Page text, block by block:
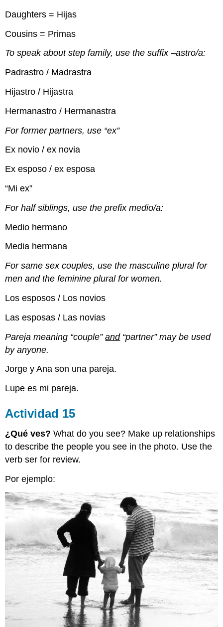
Daughters = Hijas
Cousins = Primas
To speak about step family, use the suffix –astro/a:
Padrastro / Madrastra
Hijastro / Hijastra
Hermanastro / Hermanastra
For former partners, use “ex”
Ex novio / ex novia
Ex esposo / ex esposa
“Mi ex”
For half siblings, use the prefix medio/a:
Medio hermano
Media hermana
For same sex couples, use the masculine plural for
men and the feminine plural for women.
Los esposos / Los novios
Las esposas / Las novias
Pareja meaning “couple”and“partner” may be used
by anyone.
Jorge y Ana son una pareja.
Lupe es mi pareja.
Actividad 15
¿Qué ves?What do you see? Make up relationships
to describe the people you see in the photo. Use the
verb ser for review.
Por ejemplo: